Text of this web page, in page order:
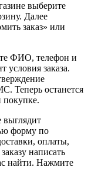
выберите
Далее
заказ» или
ФИО, телефон и
условия заказа.
Теперь останется
покупке.
выглядит
форму по
оплаты,
написать
найти. Нажмите